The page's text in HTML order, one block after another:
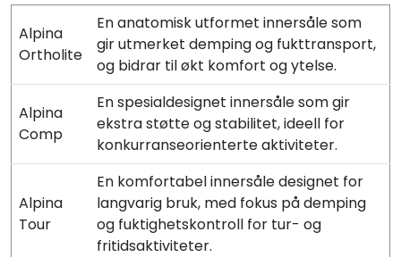
Alpina
Ortholite
En anatomisk utformet innersåle som
gir utmerket demping og fukttransport,
og bidrar til økt komfort og ytelse.
Alpina
Comp
En spesialdesignet innersåle som gir
ekstra støtte og stabilitet, ideell for
konkurranseorienterte aktiviteter.
Alpina
Tour
En komfortabel innersåle designet for
langvarig bruk, med fokus på demping
og fuktighetskontroll for tur- og
fritidsaktiviteter.